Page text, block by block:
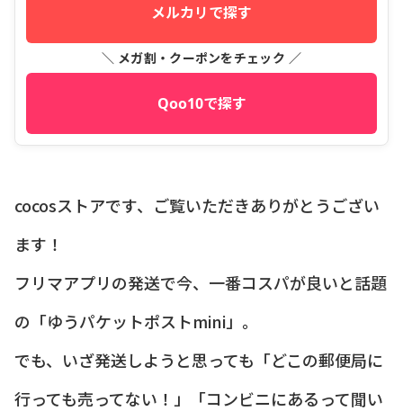
メルカリで探す
＼ メガ割・クーポンをチェック ／
Qoo10で探す
cocosストアです、ご覧いただきありがとうござい
ます！
フリマアプリの発送で今、一番コスパが良いと話題
の「ゆうパケットポストmini」。
でも、いざ発送しようと思っても「どこの郵便局に
行っても売ってない！」「コンビニにあるって聞い